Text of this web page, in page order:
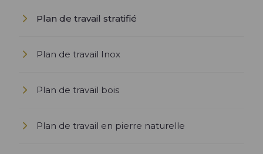
Plan de travail stratifié
Plan de travail Inox
Plan de travail bois
Plan de travail en pierre naturelle